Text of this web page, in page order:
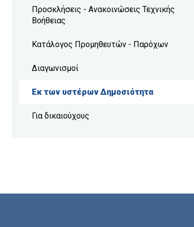
Προσκλήσεις - Ανακοινώσεις Τεχνικής
Βοήθειας
Κατάλογος Προμηθευτών - Παρόχων
Διαγωνισμοί
Εκ των υστέρων Δημοσιότητα
Για δικαιούχους